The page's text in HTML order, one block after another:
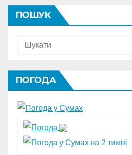
ПОШУК
ПОГОДА